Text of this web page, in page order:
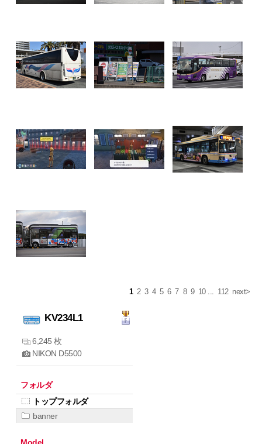
1 2 3 4 5 6 7 8 9 10... 112 next>
KV234L1
6,245 枚
NIKON D5500
フォルダ
トップフォルダ
banner